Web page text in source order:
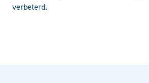
verbeterd.